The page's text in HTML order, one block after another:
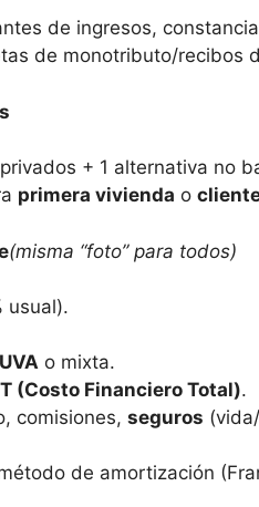
de ingresos,
de monotributo/recibos
+ 1 alternativa no
primera vivienda o
(misma “foto” para todos)
usual).
UVA o mixta.
(Costo Financiero Total).
comisiones, seguros
de amortización